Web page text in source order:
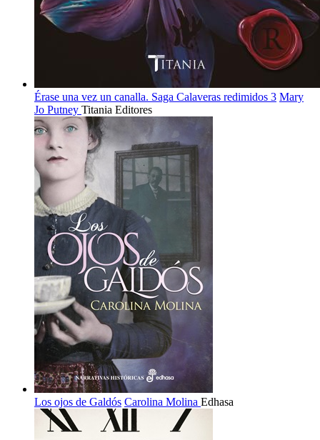
Érase una vez un canalla. Saga Calaveras redimidos 3 Mary
Jo Putney Titania Editores
Los ojos de Galdós Carolina Molina Edhasa